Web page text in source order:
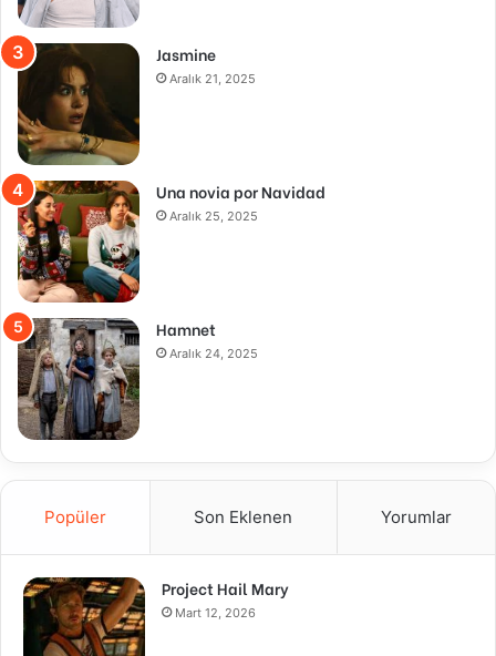
Jasmine
Aralık 21, 2025
Una novia por Navidad
Aralık 25, 2025
Hamnet
Aralık 24, 2025
Popüler Son Eklenen Yorumlar
Project Hail Mary
Mart 12, 2026